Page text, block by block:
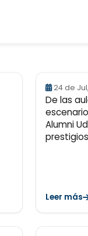
24 de
De las
Alumni
Leer más